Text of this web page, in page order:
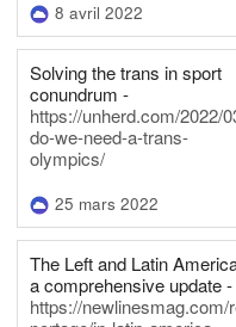
8 avril 2022
Solving the trans in sport
conundrum -
https://unherd.com/2022/
do-we-need-a-trans-
olympics/
25 mars 2022
The Left and Latin
a comprehensive update -
https://newlinesmag.com/